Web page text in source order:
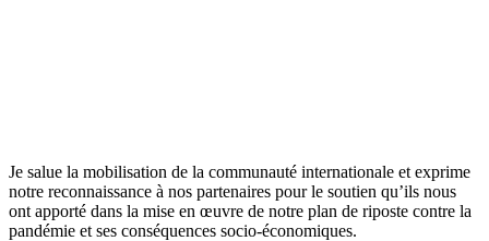
Je salue la mobilisation de la communauté internationale et exprime
notre reconnaissance à nos partenaires pour le soutien qu’ils nous
ont apporté dans la mise en œuvre de notre plan de riposte contre la
pandémie et ses conséquences socio-économiques.